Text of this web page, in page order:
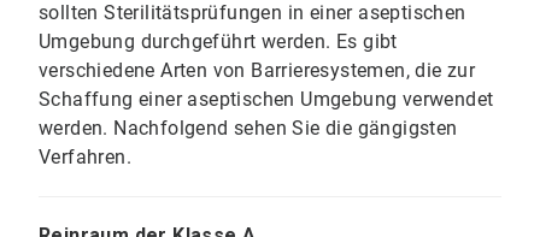
sollten Sterilitätsprüfungen in einer aseptischen
Umgebung durchgeführt werden. Es gibt
verschiedene Arten von Barrieresystemen, die zur
Schaffung einer aseptischen Umgebung verwendet
werden. Nachfolgend sehen Sie die gängigsten
Verfahren.